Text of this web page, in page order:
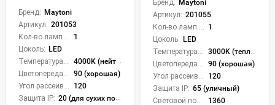
Бренд: Maytoni
Артикул: 201053
1
Цоколь: LED
4000K (нейтральный)
90 (хорошая)
120
Защита IP: 20 (для сухих пом.)
Бренд: Maytoni
Артикул: 201055
1
Цоколь: LED
3000K (теплый)
90 (хорошая)
120
Защита IP: 65 (уличный)
1360